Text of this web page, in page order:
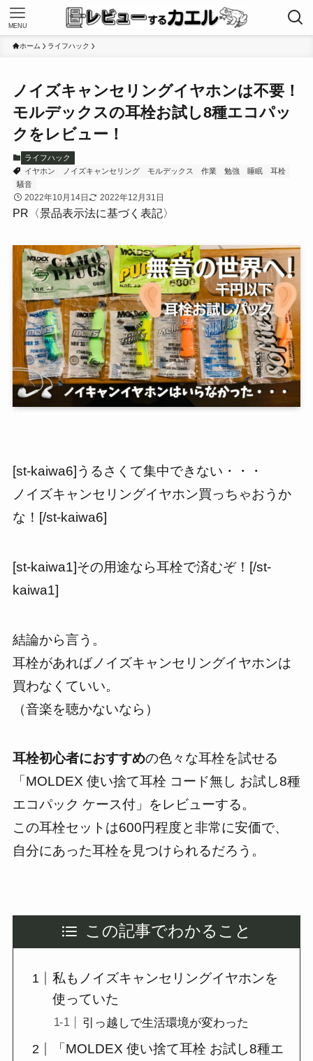
MENU
ホーム ライフハック
ノイズキャンセリングイヤホンは不要！
モルデックスの耳栓お試し8種エコパッ
クをレビュー！
ライフハック
イヤホン
ノイズキャンセリング モルデックス 作業 勉強 睡眠
耳栓
騒音
2022年10月14日 2022年12月31日
PR〈景品表示法に基づく表記〉
[st-kaiwa6]うるさくて集中できない・・・
ノイズキャンセリングイヤホン買っちゃおうか
な！[/st-kaiwa6]
[st-kaiwa1]その用途なら耳栓で済むぞ！[/st-
kaiwa1]
結論から言う。
耳栓があればノイズキャンセリングイヤホンは
買わなくていい。
（音楽を聴かないなら）
耳栓初心者におすすめの色々な耳栓を試せる
「MOLDEX 使い捨て耳栓 コード無し お試し8種
エコパック ケース付」をレビューする。
この耳栓セットは600円程度と非常に安価で、
自分にあった耳栓を見つけられるだろう。
この記事でわかること
私もノイズキャンセリングイヤホンを
使っていた
引っ越しで生活環境が変わった
「MOLDEX 使い捨て耳栓 お試し8種エ